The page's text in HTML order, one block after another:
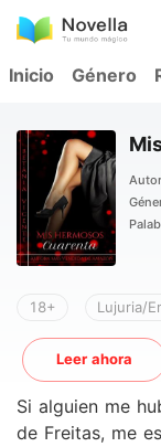
Inicio Género
18+ Lujuria/
Leer ahora
Si alguien me
de Freitas, me